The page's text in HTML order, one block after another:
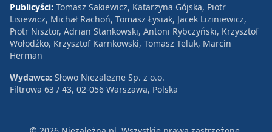
Publicyści: Tomasz Sakiewicz, Katarzyna Gójska, Piotr
Lisiewicz, Michał Rachoń, Tomasz Łysiak, Jacek Liziniewicz,
Piotr Nisztor, Adrian Stankowski, Antoni Rybczyński, Krzysztof
Wołodźko, Krzysztof Karnkowski, Tomasz Teluk, Marcin
Herman
Wydawca: Słowo Niezależne Sp. z o.o.
Filtrowa 63 / 43, 02-056 Warszawa, Polska